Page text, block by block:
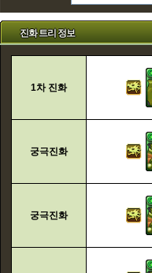
진화 트리 정보
1차 진화
궁극진화
궁극진화